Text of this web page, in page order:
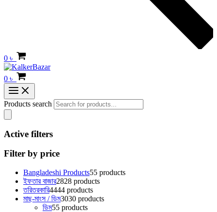
0 ৳
0 ৳
Products search
Active filters
Filter by price
Bangladeshi Products55 products
ইফতার বাজার2828 products
তরিতরকারি4444 products
মাছ-মাংস / ডিম3030 products
ডিম55 products